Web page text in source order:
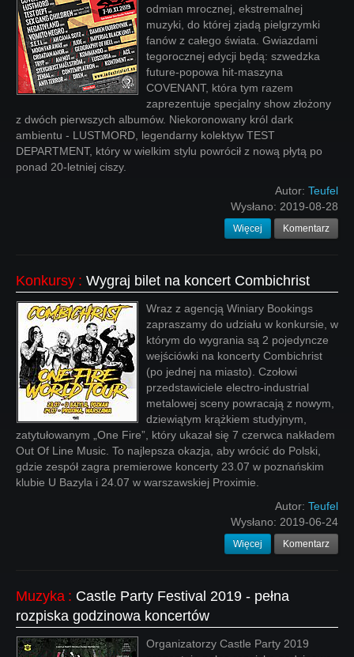
odmian mrocznej, ekstremalnej
muzyki, do której zjadą pielgrzymki
fanów z całego świata. Gwiazdami
tegorocznej edycji będą: szwedzka
future-popowa hit-maszyna
COVENANT, która tym razem
zaprezentuje specjalny show złożony
z dwóch pierwszych albumów. Niekoronowany król dark
ambientu - LUSTMORD, legendarny kolektyw TEST
DEPARTMENT, który w wielkim stylu powrócił z nową płytą po
ponad 20-letniej ciszy.
Autor: Teufel
Wysłano: 2019-08-28
Więcej Komentarz
Konkursy : Wygraj bilet na koncert Combichrist
Wraz z agencją Winiary Bookings
zapraszamy do udziału w konkursie, w
którym do wygrania są 2 pojedyncze
wejściówki na koncerty Combichrist
(po jednej na miasto). Czołowi
przedstawiciele electro-industrial
metalowej sceny powracają z nowym,
dziewiątym krążkiem studyjnym,
zatytułowanym „One Fire”, który ukazał się 7 czerwca nakładem
Out Of Line Music. To najlepsza okazja, aby wrócić do Polski,
gdzie zespół zagra premierowe koncerty 23.07 w poznańskim
klubie U Bazyla i 24.07 w warszawskiej Proximie.
Autor: Teufel
Wysłano: 2019-06-24
Więcej Komentarz
Muzyka : Castle Party Festival 2019 - pełna
rozpiska godzinowa koncertów
Organizatorzy Castle Party 2019